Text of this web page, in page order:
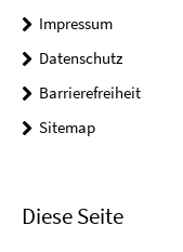
Impressum
Datenschutz
Barrierefreiheit
Sitemap
Diese Seite